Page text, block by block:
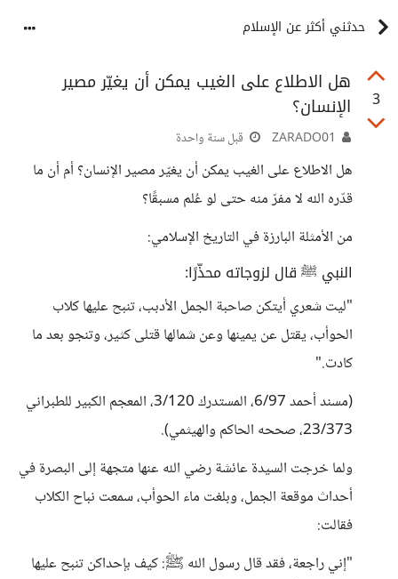
حدثني أكثر عن الإسلام
3
هل الاطلاع على الغيب يمكن أن يغيّر مصير
الإنسان؟
قبل سنة واحدة
هل الاطلاع على الغيب يمكن أن يغيّر مصير الإنسان؟ أم أن ما
قدّره الله لا مفرّ منه حتى لو عُلم مسبقًا؟
من الأمثلة البارزة في التاريخ الإسلامي:
النبي ﷺ قال لزوجاته محذّرًا:
"ليت شعري أيتكن صاحبة الجمل الأدبب، تنبح عليها كلاب
الحوأب، يقتل عن يمينها وعن شمالها قتلى كثير، وتنجو بعد ما
كادت."
(مسند أحمد 6/97، المستدرك 3/120، المعجم الكبير للطبراني
23/373، صححه الحاكم والهيثمي).
ولما خرجت السيدة عائشة رضي الله عنها متجهة إلى البصرة في
أحداث موقعة الجمل، وبلغت ماء الحوأب، سمعت نباح الكلاب
فقالت:
"إني راجعة، فقد قال رسول الله ﷺ: كيف بإحداكن تنبح عليها